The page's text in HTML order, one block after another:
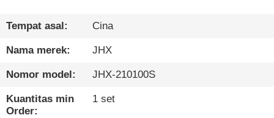
TENTANG
KITA
TUR
PABRIK
Tempat asal: Cina
Nama merek: JHX
Nomor model: JHX-210100S
Kuantitas min
Order:
1 set